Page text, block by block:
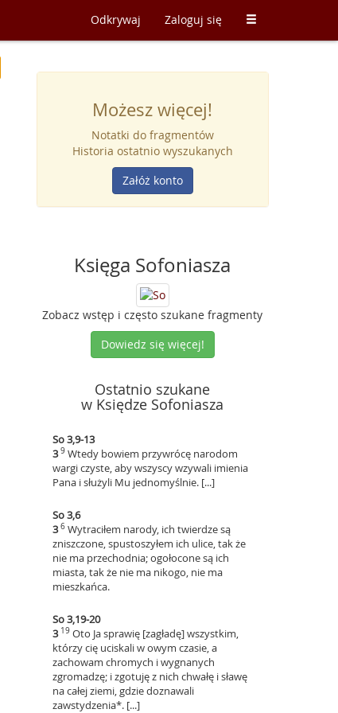
Odkrywaj Zaloguj się
Możesz więcej!
Notatki do fragmentów
Historia ostatnio wyszukanych
Załóż konto
Księga Sofoniasza
Zobacz wstęp i często szukane fragmenty
Dowiedz się więcej!
Ostatnio szukane
w Księdze Sofoniasza
So 3,9-13
39 Wtedy bowiem przywrócę narodom
wargi czyste, aby wszyscy wzywali imienia
Pana i służyli Mu jednomyślnie. [...]
So 3,6
36 Wytraciłem narody, ich twierdze są
zniszczone, spustoszyłem ich ulice, tak że
nie ma przechodnia; ogołocone są ich
miasta, tak że nie ma nikogo, nie ma
mieszkańca.
So 3,19-20
319 Oto Ja sprawię [zagładę] wszystkim,
którzy cię uciskali w owym czasie, a
zachowam chromych i wygnanych
zgromadzę; i zgotuję z nich chwałę i sławę
na całej ziemi, gdzie doznawali
zawstydzenia*. [...]